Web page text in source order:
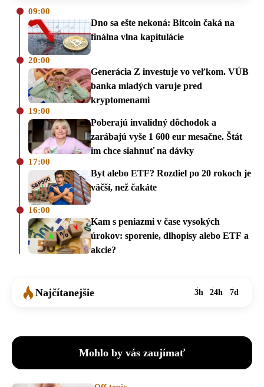
09:00
Dno sa ešte nekoná: Bitcoin čaká na
finálna vlna kapitulácie
20:00
Generácia Z investuje vo veľkom. VÚB
banka mladých varuje pred
kryptomenami
19:00
Poberajú invalidný dôchodok a
zarábajú vyše 1 600 eur mesačne. Štát
im chce siahnuť na dávky
17:00
Byt alebo ETF? Rozdiel po 20 rokoch je
väčší, než čakáte
16:00
Kam s peniazmi v čase vysokých
úrokov: sporenie, dlhopisy alebo ETF a
akcie?
Najčítanejšie 3h 24h 7d
Mohlo by vás zaujímať